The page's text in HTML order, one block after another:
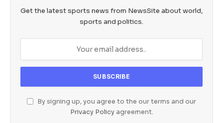
Get the latest sports news from NewsSite about world,
sports and politics.
By signing up, you agree to the our terms and our
Privacy Policyagreement.